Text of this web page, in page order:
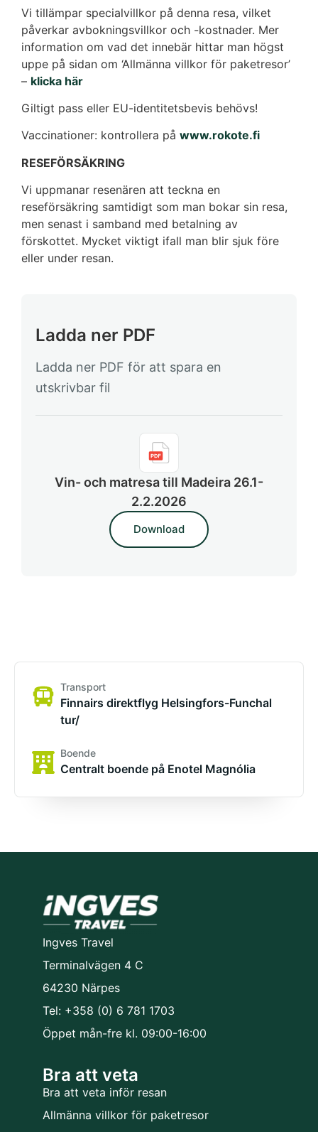
Vi tillämpar specialvillkor på denna resa, vilket
påverkar avbokningsvillkor och -kostnader. Mer
information om vad det innebär hittar man högst
uppe på sidan om ‘Allmänna villkor för paketresor’
– klicka här
Giltigt pass eller EU-identitetsbevis behövs!
Vaccinationer: kontrollera på www.rokote.fi
RESEFÖRSÄKRING
Vi uppmanar resenären att teckna en
reseförsäkring samtidigt som man bokar sin resa,
men senast i samband med betalning av
förskottet. Mycket viktigt ifall man blir sjuk före
eller under resan.
Ladda ner PDF
Ladda ner PDF för att spara en
utskrivbar fil
Vin- och matresa till Madeira 26.1-
2.2.2026
Download
Transport
Finnairs direktflyg Helsingfors-Funchal
tur/
Boende
Centralt boende på Enotel Magnólia
Ingves Travel
Terminalvägen 4 C
64230 Närpes
Tel: +358 (0) 6 781 1703
Öppet mån-fre kl. 09:00-16:00
Bra att veta
Bra att veta inför resan
Allmänna villkor för paketresor